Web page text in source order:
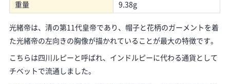
重量 9.38g
光緒帝は、清の第11代皇帝であり、帽子と花柄のガーメントを着
た光緒帝の左向きの胸像が描かれていることが最大の特徴です。
こちらは四川ルピーと呼ばれ、インドルピーに代わる通貨として
チベットで流通しました。